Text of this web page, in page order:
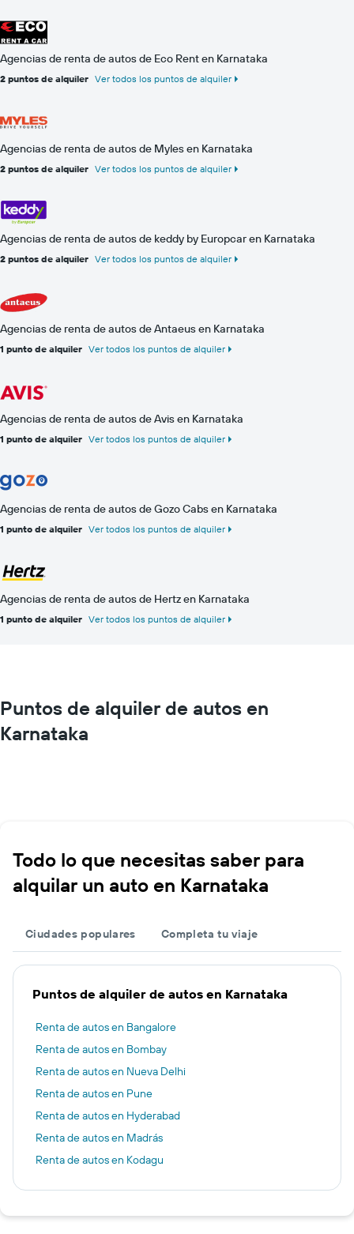
Agencias de renta de autos de Eco Rent en Karnataka
2 puntos de alquiler Ver todos los puntos de alquiler
Agencias de renta de autos de Myles en Karnataka
2 puntos de alquiler Ver todos los puntos de alquiler
Agencias de renta de autos de keddy by Europcar en Karnataka
2 puntos de alquiler Ver todos los puntos de alquiler
Agencias de renta de autos de Antaeus en Karnataka
1 punto de alquiler Ver todos los puntos de alquiler
Agencias de renta de autos de Avis en Karnataka
1 punto de alquiler Ver todos los puntos de alquiler
Agencias de renta de autos de Gozo Cabs en Karnataka
1 punto de alquiler Ver todos los puntos de alquiler
Agencias de renta de autos de Hertz en Karnataka
1 punto de alquiler Ver todos los puntos de alquiler
Puntos de alquiler de autos en
Karnataka
Todo lo que necesitas saber para
alquilar un auto en Karnataka
Ciudades populares Completa tu viaje
Puntos de alquiler de autos en Karnataka
Renta de autos en Bangalore
Renta de autos en Bombay
Renta de autos en Nueva Delhi
Renta de autos en Pune
Renta de autos en Hyderabad
Renta de autos en Madrás
Renta de autos en Kodagu